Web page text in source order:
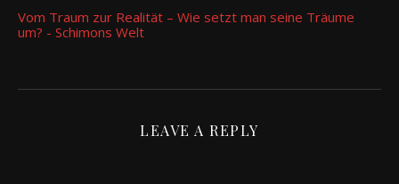
Vom Traum zur Realität – Wie setzt man seine Träume
um? - Schimons Welt
LEAVE A REPLY